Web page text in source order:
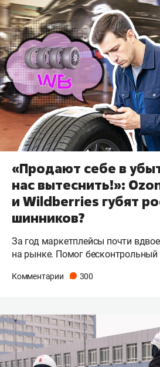
«Продают себе в
нас вытеснить!»:
и Wildberries губят
шинников?
За год маркетплейсы почти
на рынке. Помог бесконтрольный
Комментарии 300